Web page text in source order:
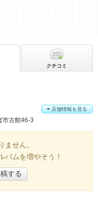
市古館46-3
店舗情報を見る
クチコミ
ません。
バムを増やそう！
する